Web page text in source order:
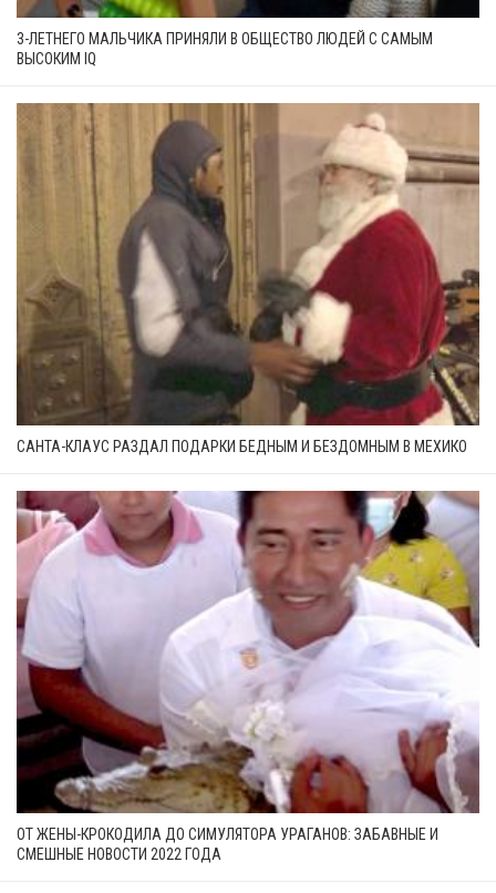
3-ЛЕТНЕГО МАЛЬЧИКА ПРИНЯЛИ В ОБЩЕСТВО ЛЮДЕЙ С САМЫМ
ВЫСОКИМ IQ
САНТА-КЛАУС РАЗДАЛ ПОДАРКИ БЕДНЫМ И БЕЗДОМНЫМ В МЕХИКО
ОТ ЖЕНЫ-КРОКОДИЛА ДО СИМУЛЯТОРА УРАГАНОВ: ЗАБАВНЫЕ И
СМЕШНЫЕ НОВОСТИ 2022 ГОДА